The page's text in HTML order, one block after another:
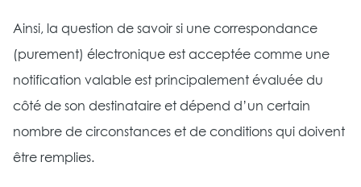
Ainsi, la question de savoir si une correspondance
(purement) électronique est acceptée comme une
notification valable est principalement évaluée du
côté de son destinataire et dépend d’un certain
nombre de circonstances et de conditions qui doivent
être remplies.